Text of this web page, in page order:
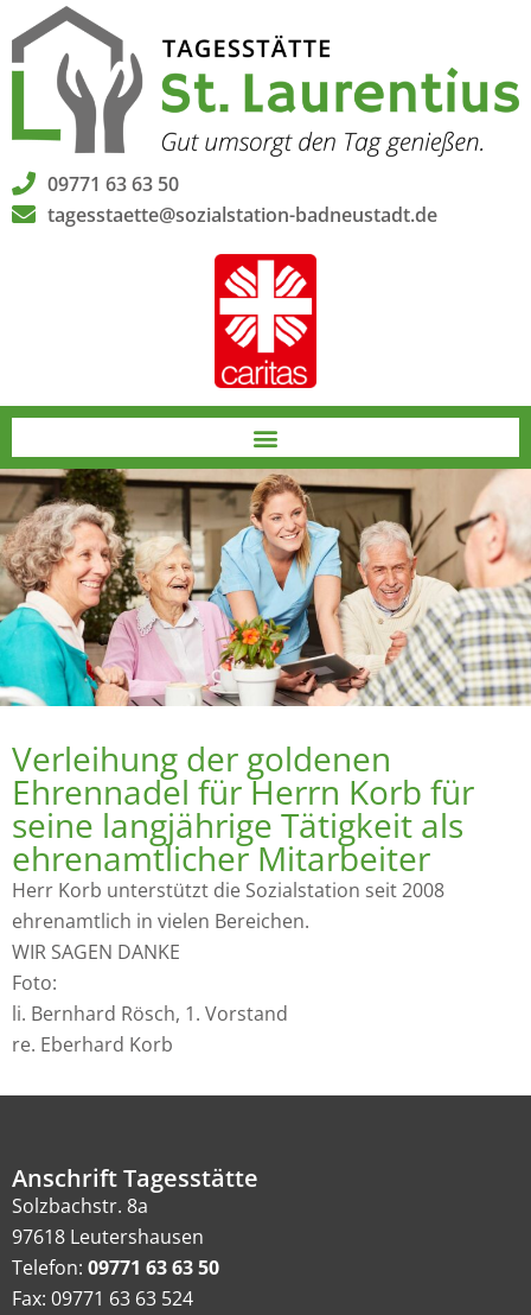
09771 63 63 50
tagesstaette@sozialstation-badneustadt.de
Verleihung der goldenen
Ehrennadel für Herrn Korb für
seine langjährige Tätigkeit als
ehrenamtlicher Mitarbeiter
Herr Korb unterstützt die Sozialstation seit 2008
ehrenamtlich in vielen Bereichen.
WIR SAGEN DANKE
Foto:
li. Bernhard Rösch, 1. Vorstand
re. Eberhard Korb
Anschrift Tagesstätte
Solzbachstr. 8a
97618 Leutershausen
Telefon: 09771 63 63 50
Fax: 09771 63 63 524